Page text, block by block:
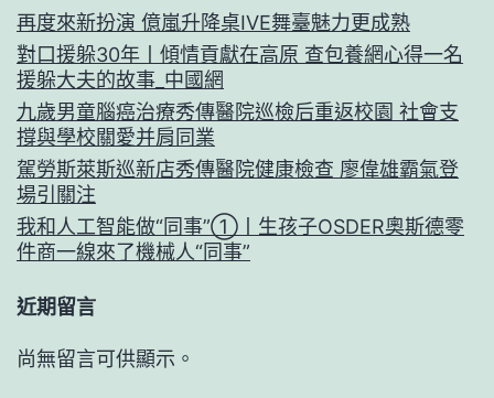
再度來新扮演 億嵐升降桌IVE舞臺魅力更成熟
對口援躲30年丨傾情貢獻在高原 查包養網心得一名
援躲大夫的故事_中國網
九歲男童腦癌治療秀傳醫院巡檢后重返校園 社會支
撐與學校關愛并肩同業
駕勞斯萊斯巡新店秀傳醫院健康檢查 廖偉雄霸氣登
場引關注
我和人工智能做“同事”①丨生孩子OSDER奧斯德零
件商一線來了機械人“同事”
近期留言
尚無留言可供顯示。